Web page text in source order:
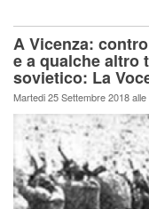
A Vicenza:
e a qualche altro
sovietico: La
Martedi 25 Settembre 2018